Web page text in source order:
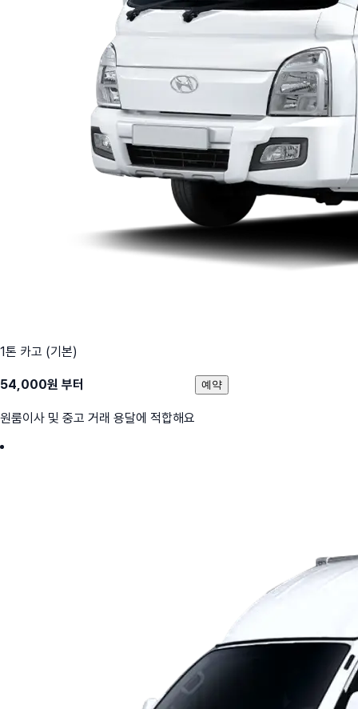
1톤 카고 (기본)
54,000원 부터
원룸이사 및 중고 거래 용달에 적합해요
예약